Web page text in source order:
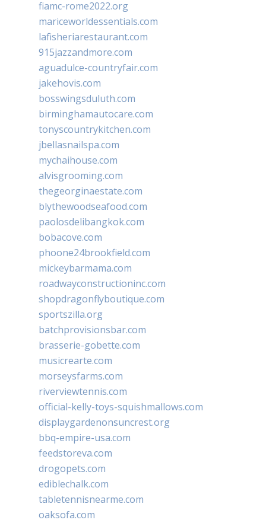
fiamc-rome2022.org
mariceworldessentials.com
lafisheriarestaurant.com
915jazzandmore.com
aguadulce-countryfair.com
jakehovis.com
bosswingsduluth.com
birminghamautocare.com
tonyscountrykitchen.com
jbellasnailspa.com
mychaihouse.com
alvisgrooming.com
thegeorginaestate.com
blythewoodseafood.com
paolosdelibangkok.com
bobacove.com
phoone24brookfield.com
mickeybarmama.com
roadwayconstructioninc.com
shopdragonflyboutique.com
sportszilla.org
batchprovisionsbar.com
brasserie-gobette.com
musicrearte.com
morseysfarms.com
riverviewtennis.com
official-kelly-toys-squishmallows.com
displaygardenonsuncrest.org
bbq-empire-usa.com
feedstoreva.com
drogopets.com
ediblechalk.com
tabletennisnearme.com
oaksofa.com